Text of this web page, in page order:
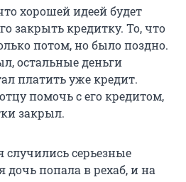
хорошей идеей будет
закрыть кредитку. То, что
потом, но было поздно.
остальные деньги
платить уже кредит.
помочь с его кредитом,
закрыл.
серьезные
дочь попала в рехаб, и на